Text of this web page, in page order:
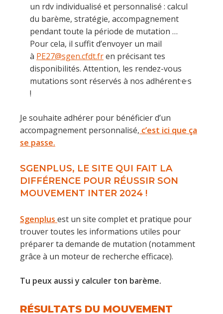
un rdv individualisé et personnalisé : calcul
du barème, stratégie, accompagnement
pendant toute la période de mutation …
Pour cela, il suffit d’envoyer un mail
à PE27@sgen.cfdt.fren précisant tes
disponibilités. Attention, les rendez-vous
mutations sont réservés à nos adhérent·e·s
!
Je souhaite adhérer pour bénéficier d’un
accompagnement personnalisé, c’est ici que ça
se passe.
SGENPLUS, LE SITE QUI FAIT LA
DIFFÉRENCE POUR RÉUSSIR SON
MOUVEMENT INTER 2024 !
Sgenplus est un site complet et pratique pour
trouver toutes les informations utiles pour
préparer ta demande de mutation (notamment
grâce à un moteur de recherche efficace).
Tu peux aussi y calculer ton barème.
RÉSULTATS DU MOUVEMENT